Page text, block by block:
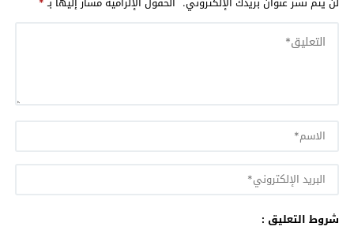
شروط التعليق :